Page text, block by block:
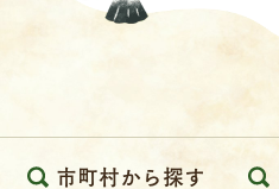
市町村から探す